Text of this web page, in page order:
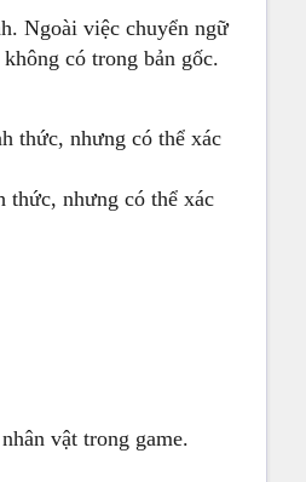
Ngoài việc chuyển ngữ
có trong bản gốc.
thức, nhưng có thể xác
thức, nhưng có thể xác
vật trong game.